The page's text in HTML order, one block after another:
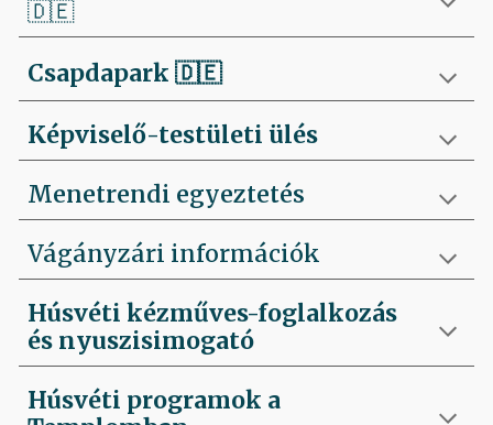
🇩🇪
Csapdapark 🇩🇪
Képviselő-testületi ülés
Menetrendi egyeztetés
Vágányzári információk
Húsvéti kézműves-foglalkozás
és nyuszisimogató
Húsvéti programok a